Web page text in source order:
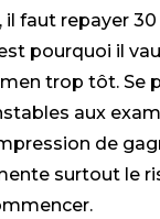
il faut repayer
pourquoi il
trop tôt. Se
aux
de
surtout le